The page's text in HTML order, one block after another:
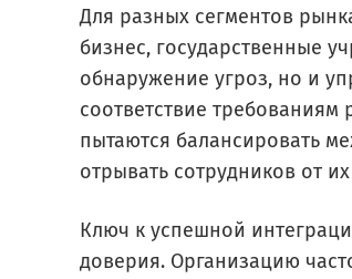
Для разных сегментов
бизнес, государственные
обнаружение угроз, но и
соответствие
пытаются балансировать
отрывать сотрудников от
Ключ к успешной
доверия. Организацию